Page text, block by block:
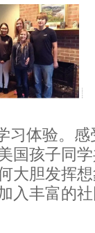
习体验。
国孩子同
大胆发挥
入丰富的